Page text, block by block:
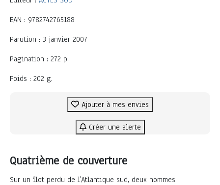
EAN : 9782742765188
Parution : 3 janvier 2007
Pagination : 272 p.
Poids : 202 g.
Ajouter à mes envies
Créer une alerte
Quatrième de couverture
Sur un îlot perdu de l'Atlantique sud, deux hommes